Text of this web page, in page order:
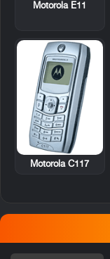
Motorola E11
Motorola C117